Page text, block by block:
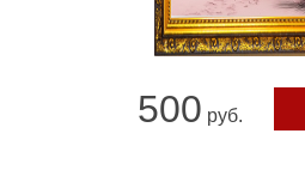
500 руб.